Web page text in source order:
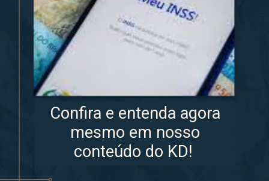
Confira e entenda agora
mesmo em nosso
conteúdo do KD!